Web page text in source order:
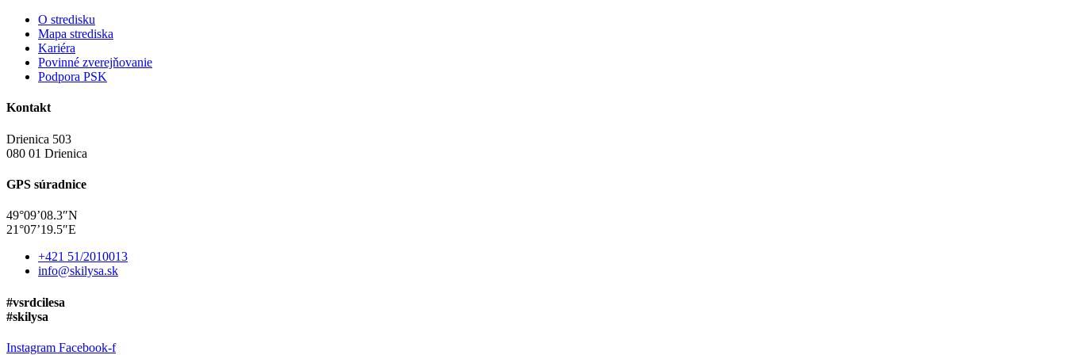
O stredisku
Mapa strediska
Kariéra
Povinné zverejňovanie
Podpora PSK
Kontakt
Drienica 503
080 01 Drienica
GPS súradnice
49°09’08.3″N
21°07’19.5″E
+421 51/2010013
info@skilysa.sk
#vsrdcilesa
#skilysa
Instagram Facebook-f